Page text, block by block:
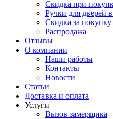
Скидка при
Ручки для дверей
Скидка за
Распродажа
Отзывы
О компании
Наши работы
Контакты
Новости
Статьи
Доставка и оплата
Услуги
Вызов замерщика